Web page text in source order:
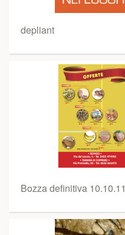
depliant
Bozza definitiva 10.10.11